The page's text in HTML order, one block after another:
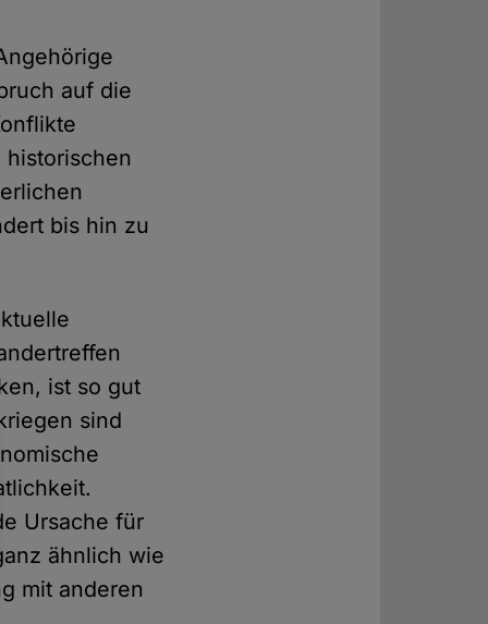
auf die
bis hin zu
ist so gut
sind
Ursache für
ähnlich wie
mit anderen